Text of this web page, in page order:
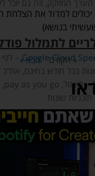
המזוקק, וזה גם
לתמלול
Google Cloud– לפי
שונות
שלי:
פודקאסט על יזמות
– מאחורי הקלעים של
יכולים למדוד את
בנושא)
« הקודם הבא »